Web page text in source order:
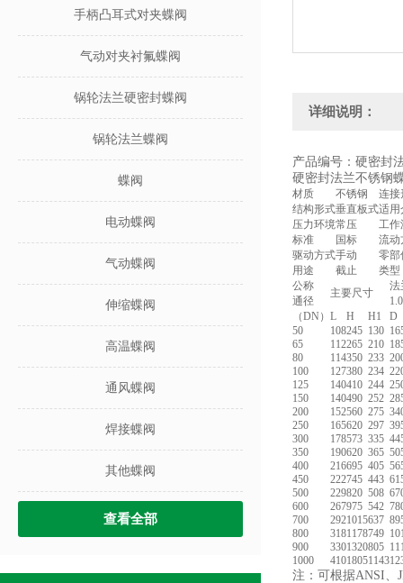
手柄凸耳式对夹蝶阀
气动对夹衬氟蝶阀
锅轮法兰硬密封蝶阀
锅轮法兰蝶阀
蝶阀
电动蝶阀
气动蝶阀
伸缩蝶阀
高温蝶阀
通风蝶阀
焊接蝶阀
其他蝶阀
查看全部
详细说明：
产品编号：硬密封
硬密封法兰不锈钢
材质 不锈钢
连接
结构形式垂直板式适用
压力环境常压
工作
标准
国标
流动
驱动方式手动
零部
用途
截止
类型
公称
通径
（DN）
主要尺寸
法
L
H H1
D
50
108245 130
65
112265 210
80
114350 233
100
127380 234
125
140410 244
150
140490 252
200
152560 275
250
165620 297
300
178573 335
350
190620 365
400
216695 405
450
222745 443
500
229820 508
600
267975 542
700
2921015637
800
3181178749
900
3301320805
1000
41018051143
注：可根据ANSI、